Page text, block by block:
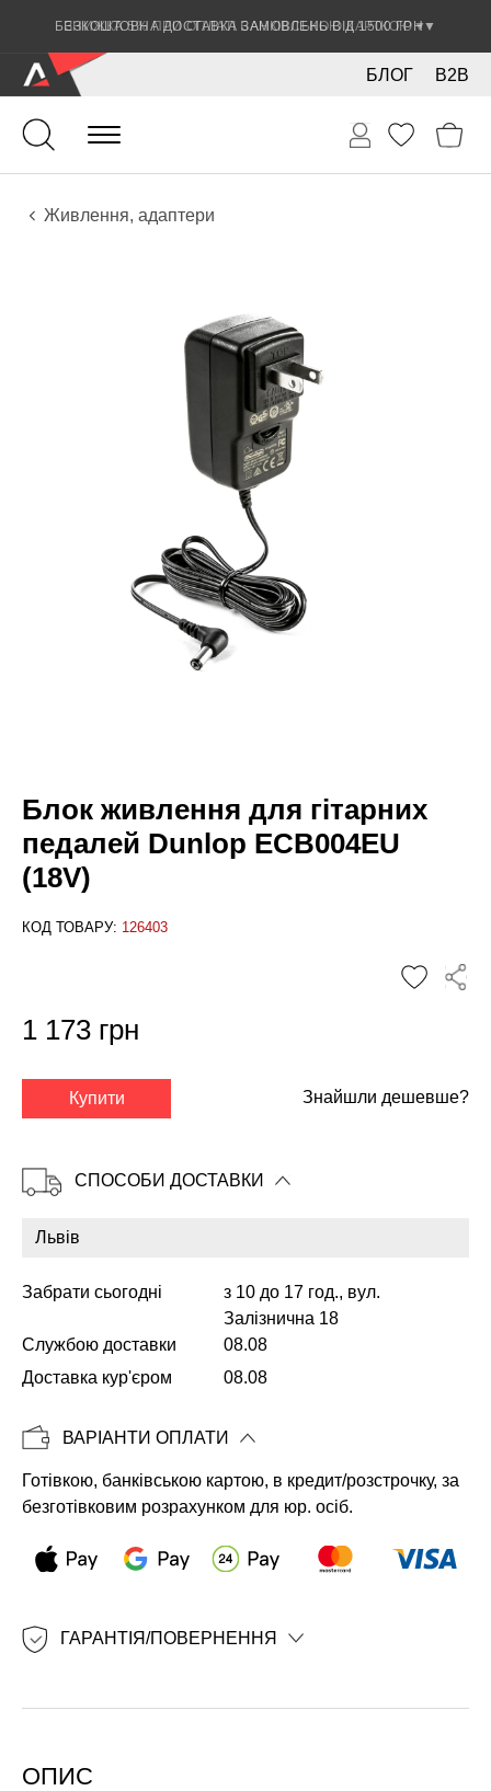
ЗНИЖКА 5% ПРИ ОПЛАТІ БАНКІВСЬКОЮ КАРТКОЮ ▼
B2B
БЛОГ
Звук
Звукове обладнання
Живлення, адаптери
Блок живлення для гітарних
педалей Dunlop ECB004EU
(18V)
КОД ТОВАРУ: 126403
Копіювати
1 173 грн
Купити Знайшли дешевше?
СПОСОБИ ДОСТАВКИ
Забрати сьогодні
з 10 до 17 год., вул.
Залізнична 18
Службою доставки
08.08
Доставка кур'єром
08.08
ВАРІАНТИ ОПЛАТИ
Готівкою, банківською картою, в кредит/розстрочку, за
безготівковим розрахунком для юр. осіб.
ГАРАНТІЯ/ПОВЕРНЕННЯ
ОПИС